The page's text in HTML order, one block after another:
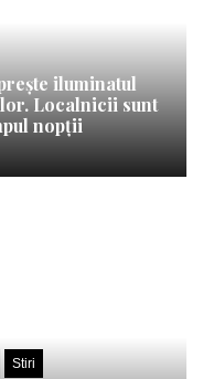
iluminatul
Localnicii sunt
nopții
Stiri